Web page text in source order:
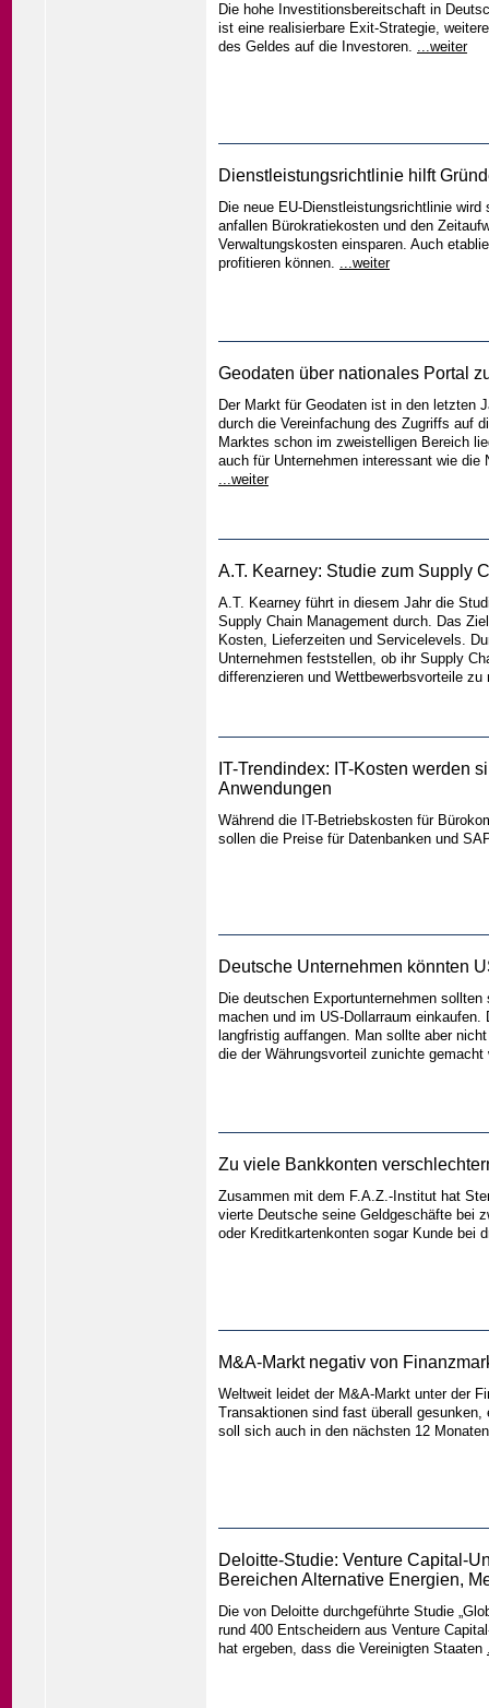
Die hohe Investitionsbereitschaft in
ist eine realisierbare Exit-Strategie,
des Geldes auf die Investoren. ...weiter
Dienstleistungsrichtlinie hilft
Die neue EU-Dienstleistungsrichtlinie
anfallen Bürokratiekosten und den
Verwaltungskosten einsparen. Auch
profitieren können. ...weiter
Geodaten über nationales Portal
Der Markt für Geodaten ist in den letzten
durch die Vereinfachung des Zugriffs auf
Marktes schon im zweistelligen Bereich
auch für Unternehmen interessant wie die
...weiter
A.T. Kearney: Studie zum Supply
A.T. Kearney führt in diesem Jahr die
Supply Chain Management durch. Das
Kosten, Lieferzeiten und Servicelevels.
Unternehmen feststellen, ob ihr Supply
differenzieren und Wettbewerbsvorteile
IT-Trendindex: IT-Kosten werden
Anwendungen
Während die IT-Betriebskosten für
sollen die Preise für Datenbanken und
Deutsche Unternehmen könnten
Die deutschen Exportunternehmen
machen und im US-Dollarraum
langfristig auffangen. Man sollte aber
die der Währungsvorteil zunichte
Zu viele Bankkonten
Zusammen mit dem F.A.Z.-Institut hat
vierte Deutsche seine Geldgeschäfte bei
oder Kreditkartenkonten sogar Kunde bei
M&A-Markt negativ von
Weltweit leidet der M&A-Markt unter der
Transaktionen sind fast überall
soll sich auch in den nächsten 12
Deloitte-Studie: Venture Capital-
Bereichen Alternative Energien,
Die von Deloitte durchgeführte Studie
rund 400 Entscheidern aus Venture
hat ergeben, dass die Vereinigten Staaten